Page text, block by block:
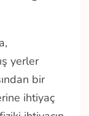
yerler
bir
ihtiyaç